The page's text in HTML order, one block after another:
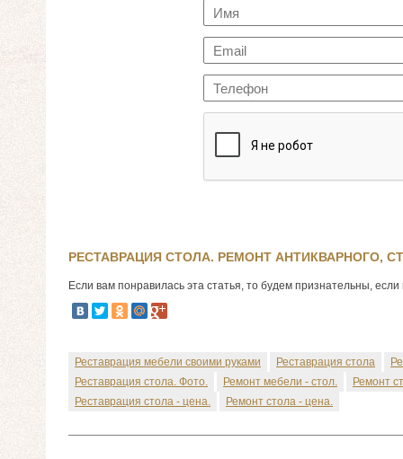
РЕСТАВРАЦИЯ СТОЛА. РЕМОНТ АНТИКВАРНОГО,
Если вам понравилась эта статья, то будем признательны,
Реставрация мебели своими руками Реставрация стола
Реставрация стола. Фото.
Ремонт мебели - стол.
Ремонт
Реставрация стола - цена.
Ремонт стола - цена.